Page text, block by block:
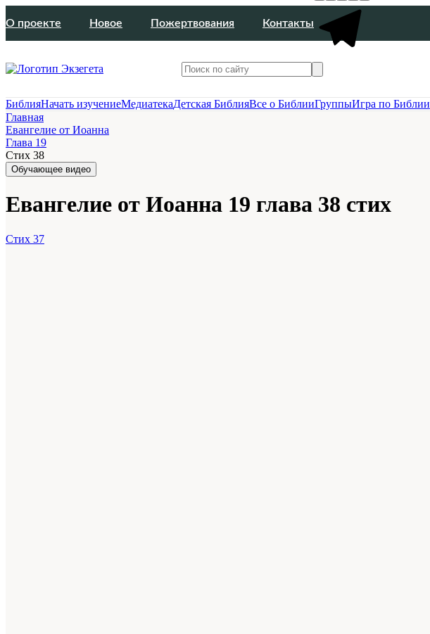
О проекте Новое Пожертвования Контакты
БиблияНачать изучениеМедиатекаДетская БиблияВсе о БиблииГруппыИгра по Библии
Главная
Евангелие от Иоанна
Глава 19
Стих 38
Обучающее видео
Евангелие от Иоанна 19 глава 38 стих
Стих 37